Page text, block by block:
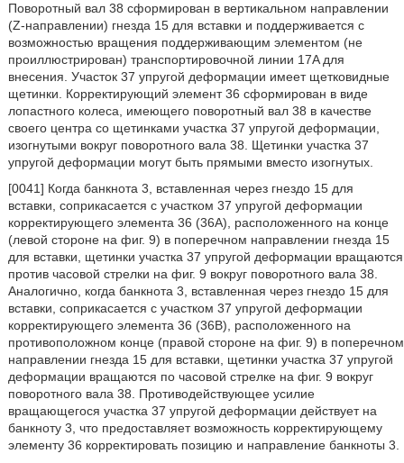
Поворотный вал 38 сформирован в вертикальном направлении
(Z-направлении) гнезда 15 для вставки и поддерживается с
возможностью вращения поддерживающим элементом (не
проиллюстрирован) транспортировочной линии 17A для
внесения. Участок 37 упругой деформации имеет щетковидные
щетинки. Корректирующий элемент 36 сформирован в виде
лопастного колеса, имеющего поворотный вал 38 в качестве
своего центра со щетинками участка 37 упругой деформации,
изогнутыми вокруг поворотного вала 38. Щетинки участка 37
упругой деформации могут быть прямыми вместо изогнутых.
[0041] Когда банкнота 3, вставленная через гнездо 15 для
вставки, соприкасается с участком 37 упругой деформации
корректирующего элемента 36 (36A), расположенного на конце
(левой стороне на фиг. 9) в поперечном направлении гнезда 15
для вставки, щетинки участка 37 упругой деформации вращаются
против часовой стрелки на фиг. 9 вокруг поворотного вала 38.
Аналогично, когда банкнота 3, вставленная через гнездо 15 для
вставки, соприкасается с участком 37 упругой деформации
корректирующего элемента 36 (36B), расположенного на
противоположном конце (правой стороне на фиг. 9) в поперечном
направлении гнезда 15 для вставки, щетинки участка 37 упругой
деформации вращаются по часовой стрелке на фиг. 9 вокруг
поворотного вала 38. Противодействующее усилие
вращающегося участка 37 упругой деформации действует на
банкноту 3, что предоставляет возможность корректирующему
элементу 36 корректировать позицию и направление банкноты 3.